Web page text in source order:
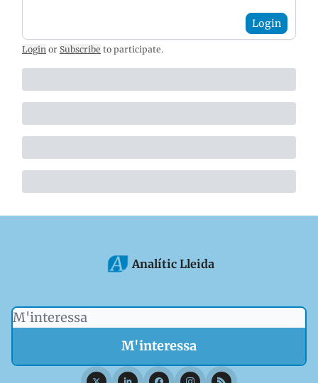
Login
Login or Subscribe to participate.
Analític Lleida